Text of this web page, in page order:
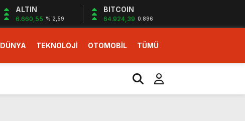
ALTIN
6.660,55 % 2,59
BITCOIN
64.924,39 0.896
DÜNYA TEKNOLOJİ OTOMOBİL TÜMÜ